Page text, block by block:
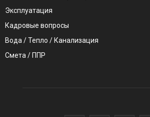
Эксплуатация
Кадровые вопросы
Вода / Тепло / Канализация
Смета / ППР